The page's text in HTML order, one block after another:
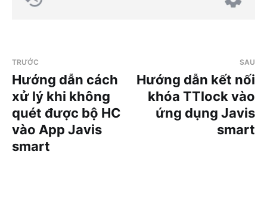
TRƯỚC
Hướng dẫn cách
xử lý khi không
quét được bộ HC
vào App Javis
smart
SAU
Hướng dẫn kết nối
khóa TTlock vào
ứng dụng Javis
smart